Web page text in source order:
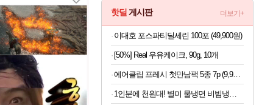
핫딜 게시판 더보기+
이대호 포스파티딜세린 100포 (49,900원)
[50%] Real 우유케이크, 90g, 10개
에어클립 프레시 첫만남팩 5종 7p (9,900원/무료)